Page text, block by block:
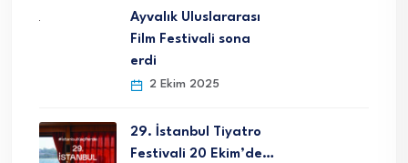
Ayvalık Uluslararası
Film Festivali sona
erdi
2 Ekim 2025
29. İstanbul Tiyatro
Festivali 20 Ekim’de…